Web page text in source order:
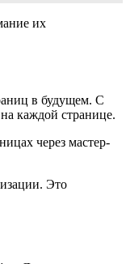
их
в будущем. С
каждой странице.
через мастер-
Это